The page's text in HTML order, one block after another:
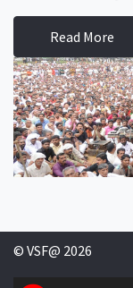
Read More
© VSF@ 2026